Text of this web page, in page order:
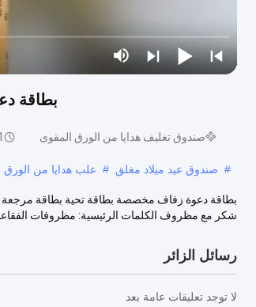
بطاقة
صندوق تغليف هدايا من الورق المقوى
# صندوق عيد ميلاد مغلق # علب هدايا من الورق
بطاقة دعوة زفاف مخصصة بطاقة تحية بطاقة
شكر مع مظروف الكلمات الرئيسية: مظروفات الفقاعات من
رسائل الزائر
لا توجد تعليقات عامة بعد